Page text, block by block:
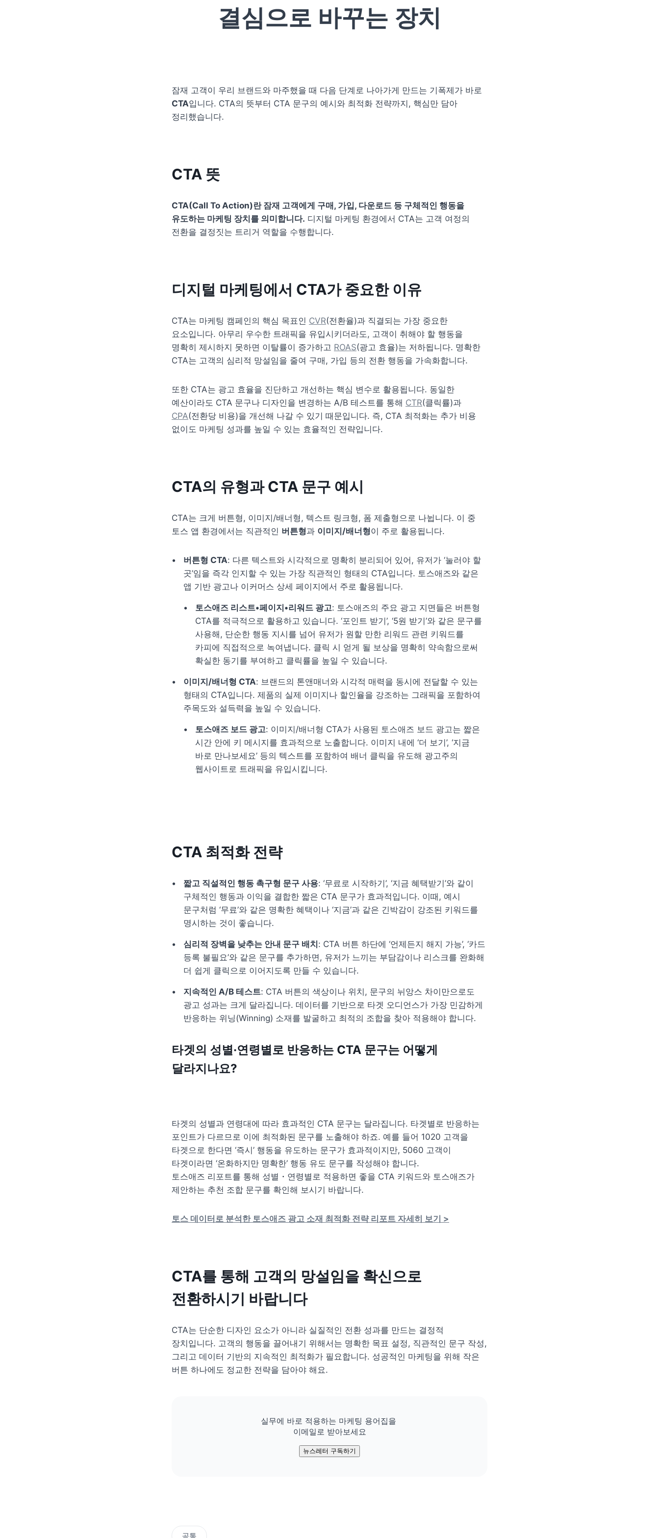
결심으로 바꾸는 장치
CTA입니다. CTA의 뜻부터 CTA 문구의 예시와 최적화 전략까지, 핵심만 담아
정리했습니다.
CTA 뜻
CTA(Call To Action)란 잠재 고객에게 구매, 가입, 다운로드 등 구체적인 행동을
유도하는 마케팅 장치를 의미합니다. 디지털 마케팅 환경에서 CTA는 고객 여정의
전환을 결정짓는 트리거 역할을 수행합니다.
디지털 마케팅에서 CTA가 중요한 이유
CTA는 마케팅 캠페인의 핵심 목표인 CVR(전환율)과 직결되는 가장 중요한
요소입니다. 아무리 우수한 트래픽을 유입시키더라도, 고객이 취해야 할 행동을
명확히 제시하지 못하면 이탈률이 증가하고 ROAS(광고 효율)는 저하됩니다. 명확한
CTA는 고객의 심리적 망설임을 줄여 구매, 가입 등의 전환 행동을 가속화합니다.
또한 CTA는 광고 효율을 진단하고 개선하는 핵심 변수로 활용됩니다. 동일한
예산이라도 CTA 문구나 디자인을 변경하는 A/B 테스트를 통해 CTR
CPA(전환당 비용)을 개선해 나갈 수 있기 때문입니다. 즉, CTA 최적화는 추가 비용
없이도 마케팅 성과를 높일 수 있는 효율적인 전략입니다.
CTA의 유형과 CTA 문구 예시
CTA는 크게 버튼형, 이미지/배너형, 텍스트 링크형, 폼 제출형으로 나뉩니다. 이 중
토스 앱 환경에서는 직관적인 버튼형과 이미지/배너형이 주로 활용됩니다.
버튼형 CTA: 다른 텍스트와 시각적으로 명확히 분리되어 있어, 유저가 ‘눌러야 할
곳’임을 즉각 인지할 수 있는 가장 직관적인 형태의 CTA입니다. 토스애즈와 같은
앱 기반 광고나 이커머스 상세 페이지에서 주로 활용됩니다.
토스애즈 리스트•페이지•리워드 광고: 토스애즈의 주요 광고 지면들은 버튼형
CTA를 적극적으로 활용하고 있습니다. ‘포인트 받기’, ‘5원 받기’와 같은 문구를
사용해, 단순한 행동 지시를 넘어 유저가 원할 만한 리워드 관련 키워드를
카피에 직접적으로 녹여냅니다. 클릭 시 얻게 될 보상을 명확히 약속함으로써
확실한 동기를 부여하고 클릭률을 높일 수 있습니다.
이미지/배너형 CTA: 브랜드의 톤앤매너와 시각적 매력을 동시에 전달할 수 있는
형태의 CTA입니다. 제품의 실제 이미지나 할인율을 강조하는 그래픽을 포함하여
주목도와 설득력을 높일 수 있습니다.
토스애즈 보드 광고: 이미지/배너형 CTA가 사용된 토스애즈 보드 광고는 짧은
시간 안에 키 메시지를 효과적으로 노출합니다. 이미지 내에 ‘더 보기’, ‘지금
바로 만나보세요’ 등의 텍스트를 포함하여 배너 클릭을 유도해 광고주의
웹사이트로 트래픽을 유입시킵니다.
CTA 최적화 전략
짧고 직설적인 행동 촉구형 문구 사용: ‘무료로 시작하기’, ‘지금 혜택받기’와 같이
구체적인 행동과 이익을 결합한 짧은 CTA 문구가 효과적입니다. 이때, 예시
문구처럼 ‘무료’와 같은 명확한 혜택이나 ‘지금’과 같은 긴박감이 강조된 키워드를
명시하는 것이 좋습니다.
심리적 장벽을 낮추는 안내 문구 배치 : CTA 버튼 하단에 ‘언제든지 해지 가능’, ‘카드
등록 불필요’와 같은 문구를 추가하면, 유저가 느끼는 부담감이나 리스크를 완화해
더 쉽게 클릭으로 이어지도록 만들 수 있습니다.
지속적인 A/B 테스트: CTA 버튼의 색상이나 위치, 문구의 뉘앙스 차이만으로도
광고 성과는 크게 달라집니다. 데이터를 기반으로 타겟 오디언스가 가장 민감하게
반응하는 위닝(Winning) 소재를 발굴하고 최적의 조합을 찾아 적용해야 합니다.
타겟의 성별·연령별로 반응하는 CTA 문구는 어떻게
달라지나요?
타겟의 성별과 연령대에 따라 효과적인 CTA 문구는 달라집니다. 타겟별로 반응하는
포인트가 다르므로 이에 최적화된 문구를 노출해야 하죠. 예를 들어 1020 고객을
타겟으로 한다면 ‘즉시’ 행동을 유도하는 문구가 효과적이지만, 5060 고객이
타겟이라면 ‘온화하지만 명확한’ 행동 유도 문구를 작성해야 합니다.
토스애즈 리포트를 통해 성별・연령별로 적용하면 좋을 CTA 키워드와 토스애즈가
제안하는 추천 조합 문구를 확인해 보시기 바랍니다.
토스 데이터로 분석한 토스애즈 광고 소재 최적화 전략 리포트 자세히 보기 >
CTA를 통해 고객의 망설임을 확신으로
전환하시기 바랍니다
CTA는 단순한 디자인 요소가 아니라 실질적인 전환 성과를 만드는 결정적
장치입니다. 고객의 행동을 끌어내기 위해서는 명확한 목표 설정, 직관적인 문구 작성,
그리고 데이터 기반의 지속적인 최적화가 필요합니다. 성공적인 마케팅을 위해 작은
버튼 하나에도 정교한 전략을 담아야 해요.
실무에 바로 적용하는 마케팅 용어집을
이메일로 받아보세요
뉴스레터 구독하기
공통